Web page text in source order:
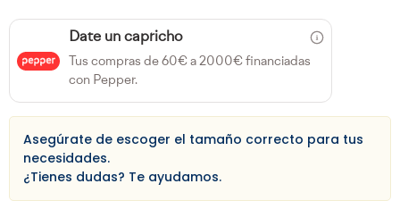
Date un capricho
Tus compras de 60€ a 2000€ financiadas
con Pepper.
Asegúrate de escoger el tamaño correcto para tus
necesidades.
¿Tienes dudas? Te ayudamos.